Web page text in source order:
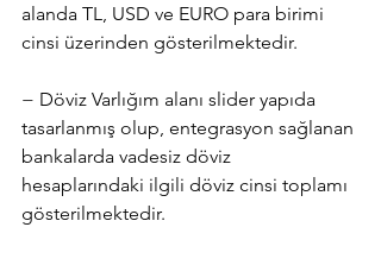
alanda TL, USD ve EURO para birimi
cinsi üzerinden gösterilmektedir.
− Döviz Varlığım alanı slider yapıda
tasarlanmış olup, entegrasyon sağlanan
bankalarda vadesiz döviz
hesaplarındaki ilgili döviz cinsi toplamı
gösterilmektedir.